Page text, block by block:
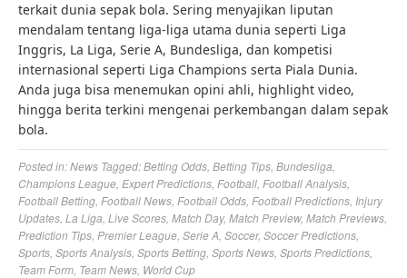
terkait dunia sepak bola. Sering menyajikan liputan
mendalam tentang liga-liga utama dunia seperti Liga
Inggris, La Liga, Serie A, Bundesliga, dan kompetisi
internasional seperti Liga Champions serta Piala Dunia.
Anda juga bisa menemukan opini ahli, highlight video,
hingga berita terkini mengenai perkembangan dalam sepak
bola.
Posted in:News Tagged:Betting Odds Betting Tips Bundesliga
Champions League Expert Predictions Football Football Analysis
Football Betting Football News Football Odds Football Predictions Injury
Updates La Liga Live Scores Match Day, Match Preview, Match Previews
Prediction Tips Premier League Serie A Soccer, Soccer Predictions
Sports Sports Analysis Sports Betting Sports News Sports Predictions
Team Form Team News World Cup